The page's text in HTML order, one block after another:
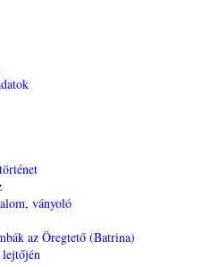
ványoló
az Öregtető (Batrina)
lejtőjén